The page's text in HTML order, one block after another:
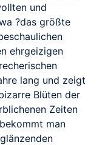
und
?das größte
ehrgeizigen
lang und zeigt
Blüten der
Zeiten
man